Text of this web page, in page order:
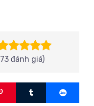
73 đánh giá)